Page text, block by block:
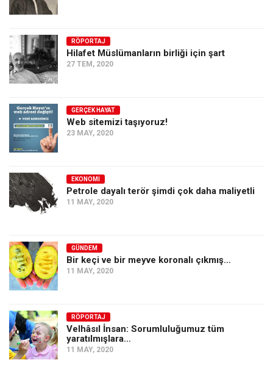
RÖPORTAJ
Hilafet Müslümanların birliği için şart
27 TEM, 2020
GERÇEK HAYAT
Web sitemizi taşıyoruz!
23 MAY, 2020
EKONOMI
Petrole dayalı terör şimdi çok daha maliyetli
11 MAY, 2020
GÜNDEM
Bir keçi ve bir meyve koronalı çıkmış…
11 MAY, 2020
RÖPORTAJ
Velhâsıl İnsan: Sorumluluğumuz tüm
yaratılmışlara…
11 MAY, 2020